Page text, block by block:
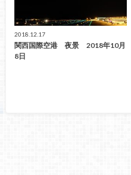
2018.12.17
関西国際空港 夜景 2018年10月
8日